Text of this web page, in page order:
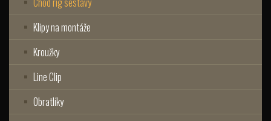
Klipy na montáže
Kroužky
Line Clip
Obratlíky